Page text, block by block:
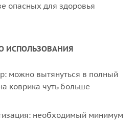
опасных для здоровья
ИСПОЛЬЗОВАНИЯ
можно вытянуться в полный
коврика чуть больше
необходимый минимум